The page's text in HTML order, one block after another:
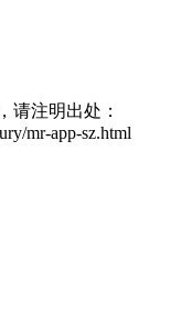
请注明出处：
mr-app-sz.html